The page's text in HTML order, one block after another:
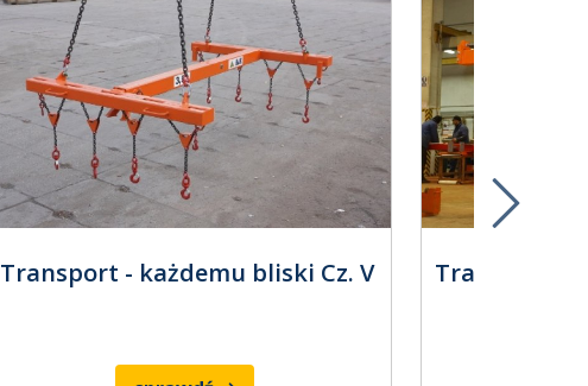
Transport - każdemu bliski Cz. V Transport -